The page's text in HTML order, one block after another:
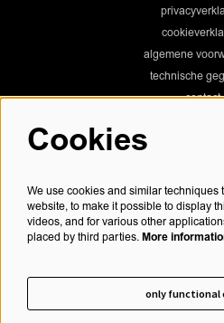
algemene
technische
contact
Cookies
We use cookies and similar techniques
website, to make it possible to display
videos, and for various other
placed by third parties. More
only functional